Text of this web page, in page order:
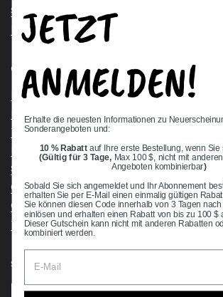
Stock Check
Request a Quote
Quick links
Bearing Knowledge Center
Terms & Conditions
Return & Refund Policy
Shipping Policy
Open Cookie Banner
Comprehensive Guide to Ball Bearings
Track your Order
Supported payment methods
JETZT
ANMELDEN!
Erhalte die neuesten Informationen zu
Sonderangeboten und:
10 % Rabatt auf Ihre erste Bestellung, wenn Sie
(Gültig für 3 Tage, Max 100 $, nicht mit
Angeboten kombinierbar)
Sobald Sie sich angemeldet und Ihr Abonnement
erhalten Sie per E-Mail einen einmalig gültigen
Sie können diesen Code innerhalb von 3 Tagen
einlösen und erhalten einen Rabatt von bis zu 100 $
Dieser Gutschein kann nicht mit anderen Rabatten
kombiniert werden.